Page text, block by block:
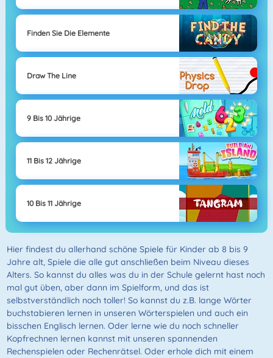
Finden Sie Die Elemente
Draw The Line
9 Bis 10 Jährige
11 Bis 12 Jährige
10 Bis 11 Jährige
Hier findest du allerhand schöne Spiele für Kinder ab 8 bis 9
Jahre alt, Spiele die alle gut anschließen beim Niveau dieses
Alters. So kannst du alles was du in der Schule gelernt hast noch
mal gut üben, aber dann im Spielform, und das ist
selbstverständlich noch toller! So kannst du z.B. lange Wörter
buchstabieren lernen in unseren Wörterspielen und auch ein
bisschen Englisch lernen. Oder lerne wie du noch schneller
Kopfrechnen lernen kannst mit unseren spannenden
Rechenspielen oder Rechenrätsel. Oder erhole dich mit einem